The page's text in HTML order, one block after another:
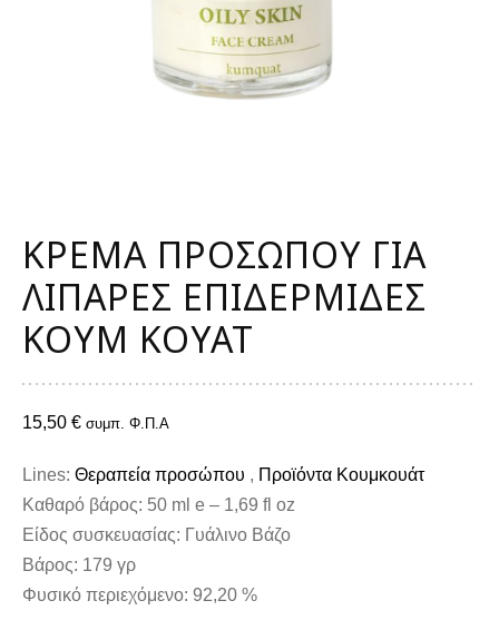
ΚΡΈΜΑ ΠΡΟΣΏΠΟΥ ΓΙΑ
ΛΙΠΑΡΈΣ ΕΠΙΔΕΡΜΊΔΕΣ
ΚΟΥΜ ΚΟΥΆΤ
15,50 € συμπ. Φ.Π.Α
Lines: Θεραπεία προσώπου , Προϊόντα Κουμκουάτ
Καθαρό βάρος: 50 ml e – 1,69 fl oz
Είδος συσκευασίας: Γυάλινο Βάζο
Βάρος: 179 γρ
Φυσικό περιεχόμενο: 92,20 %